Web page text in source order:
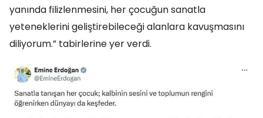
yanında filizlenmesini, her çocuğun sanatla
yeteneklerini geliştirebileceği alanlara kavuşmasını
diliyorum.” tabirlerine yer verdi.